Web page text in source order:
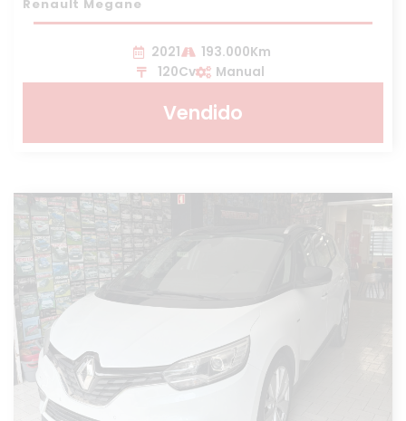
Renault Megane
2021
193.000Km
120Cv
Manual
Vendido